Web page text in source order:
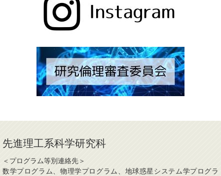
先進理工系科学研究科
＜プログラム等別連絡先＞
数学プログラム、物理学プログラム、地球惑星システム学プログラ